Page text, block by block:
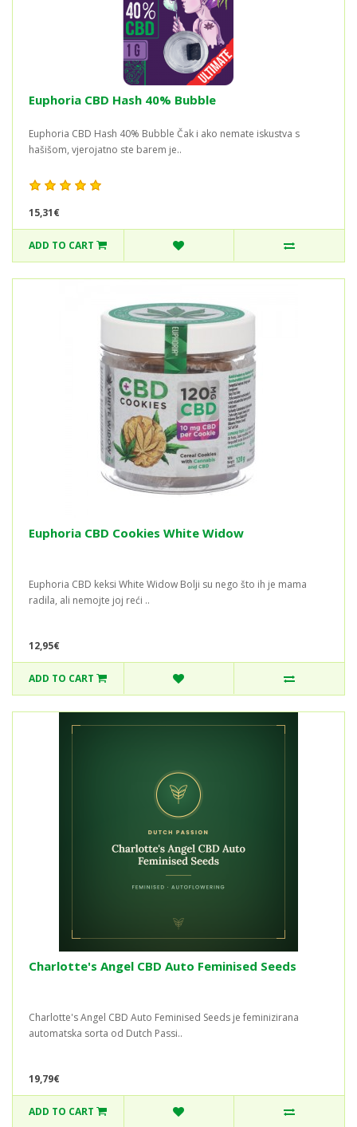
Euphoria CBD Hash 40% Bubble
Euphoria CBD Hash 40% Bubble Čak i ako nemate iskustva s
hašišom, vjerojatno ste barem je..
15,31€
ADD TO CART
Euphoria CBD Cookies White Widow
Euphoria CBD keksi White Widow Bolji su nego što ih je mama
radila, ali nemojte joj reći ..
12,95€
ADD TO CART
Charlotte's Angel CBD Auto Feminised Seeds
Charlotte's Angel CBD Auto Feminised Seeds je feminizirana
automatska sorta od Dutch Passi..
19,79€
ADD TO CART